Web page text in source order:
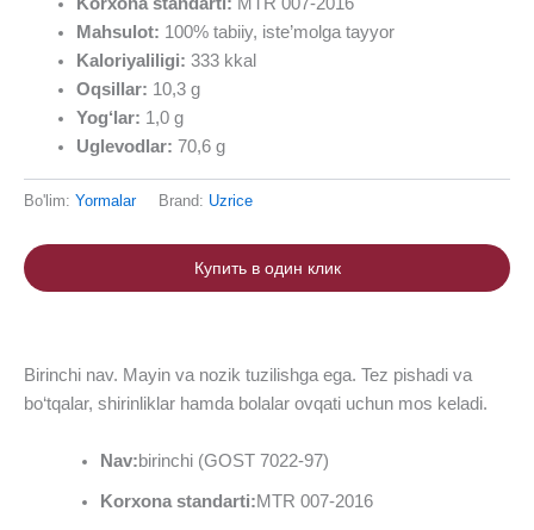
Korxona standarti: MTR 007-2016
Mahsulot: 100% tabiiy, iste’molga tayyor
Kaloriyaliligi: 333 kkal
Oqsillar: 10,3 g
Yog‘lar: 1,0 g
Uglevodlar: 70,6 g
Bo'lim: Yormalar Brand: Uzrice
Купить в один клик
Birinchi nav. Mayin va nozik tuzilishga ega. Tez pishadi va
bo‘tqalar, shirinliklar hamda bolalar ovqati uchun mos keladi.
Nav:birinchi (GOST 7022-97)
Korxona standarti:MTR 007-2016